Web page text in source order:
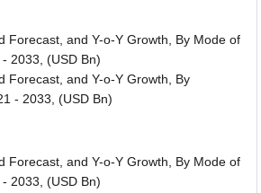
Forecast, and Y-o-Y Growth, By Mode of
2033, (USD Bn)
Forecast, and Y-o-Y Growth, By
- 2033, (USD Bn)
Forecast, and Y-o-Y Growth, By Mode of
2033, (USD Bn)